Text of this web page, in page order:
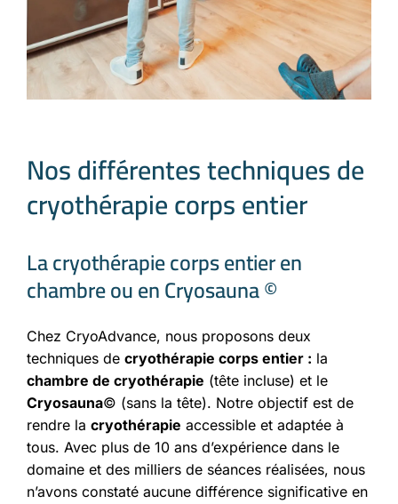
Nos différentes techniques de
cryothérapie corps entier
La cryothérapie corps entier en
chambre ou en Cryosauna ©
Chez CryoAdvance, nous proposons deux
techniques de cryothérapie corps entier : la
chambre de cryothérapie (tête incluse) et le
Cryosauna© (sans la tête). Notre objectif est de
rendre la cryothérapie accessible et adaptée à
tous. Avec plus de 10 ans d’expérience dans le
domaine et des milliers de séances réalisées, nous
n’avons constaté aucune différence significative en